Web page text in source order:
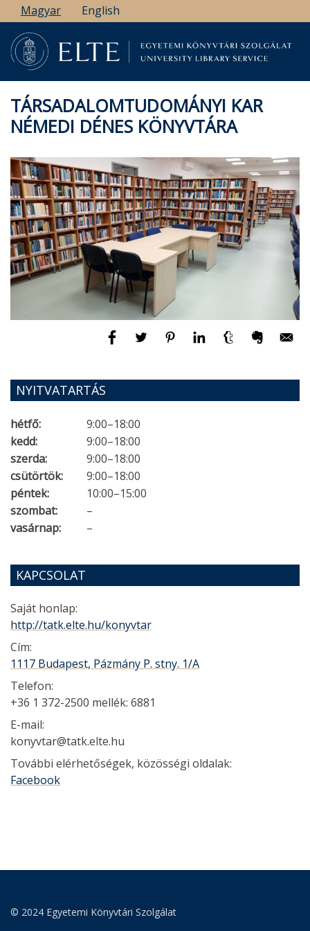
Ugrás
a
tartalomra
Magyar English
TÁRSADALOMTUDOMÁNYI KAR
NÉMEDI DÉNES KÖNYVTÁRA
NYITVATARTÁS
hétfő:
9:00–18:00
kedd:
9:00–18:00
szerda:
9:00–18:00
csütörtök:
9:00–18:00
péntek:
10:00–15:00
szombat:
–
vasárnap:
–
KAPCSOLAT
Saját honlap:
http://tatk.elte.hu/konyvtar
Cím:
1117 Budapest, Pázmány P. stny. 1/A
Telefon:
+36 1 372-2500 mellék: 6881
E-mail:
konyvtar@tatk.elte.hu
További elérhetőségek, közösségi oldalak:
Facebook
© 2024 Egyetemi Könyvtári Szolgálat